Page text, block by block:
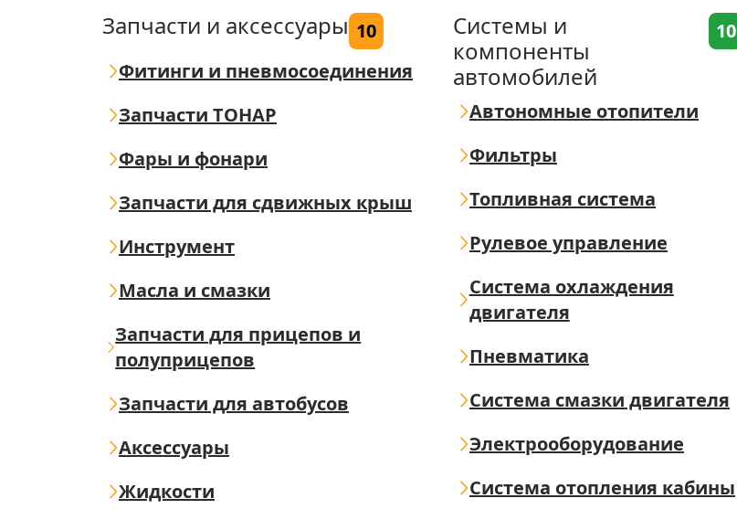
Запчасти и аксессуары 10
Фитинги и пневмосоединения
Запчасти ТОНАР
Фары и фонари
Запчасти для сдвижных крыш
Инструмент
Масла и смазки
Запчасти для прицепов и
полуприцепов
Запчасти для автобусов
Аксессуары
Жидкости
Системы и
компоненты
автомобилей
10
Автономные отопители
Фильтры
Топливная система
Рулевое управление
Система охлаждения
двигателя
Пневматика
Система смазки двигателя
Электрооборудование
Система отопления кабины